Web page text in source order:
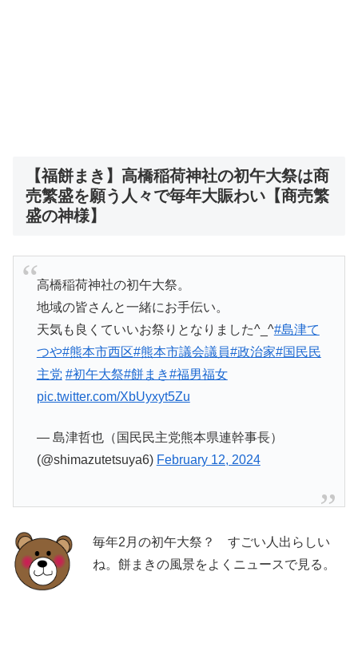
【福餅まき】高橋稲荷神社の初午大祭は商
売繁盛を願う人々で毎年大賑わい【商売繁
盛の神様】
高橋稲荷神社の初午大祭。
地域の皆さんと一緒にお手伝い。
天気も良くていいお祭りとなりました^_^#島津て
つや#熊本市西区#熊本市議会議員#政治家#国民民
主党 #初午大祭#餅まき#福男福女
pic.twitter.com/XbUyxyt5Zu
— 島津哲也（国民民主党熊本県連幹事長）
(@shimazutetsuya6) February 12, 2024
毎年2月の初午大祭？ すごい人出らしい
ね。餅まきの風景をよくニュースで見る。